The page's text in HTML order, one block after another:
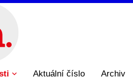
Aktuální číslo Archiv